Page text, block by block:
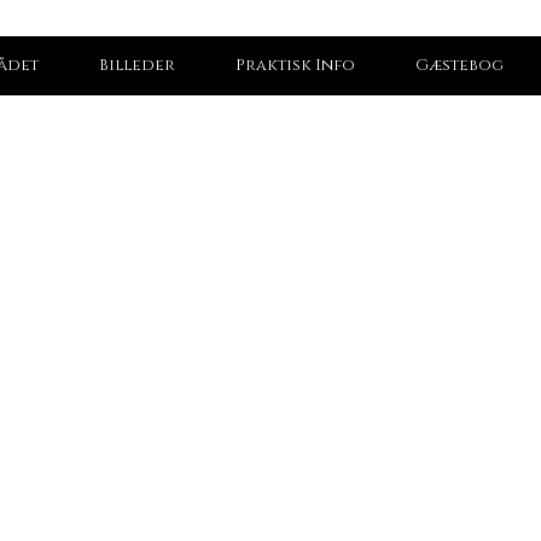
Billeder Praktisk Info Gæstebog